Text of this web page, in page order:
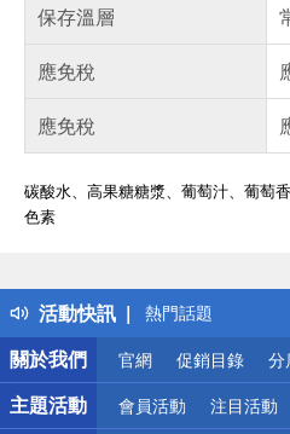
保存溫層
應免稅
應免稅
碳酸水、高果糖糖漿、葡萄汁、葡萄
色素
活動快訊
得獎公告
熱門話題
銀行優惠
偏遠地區配送
詐騙網頁！請小心
關於我們
官網 促銷目錄 分
主題活動 會員活動 注目活動